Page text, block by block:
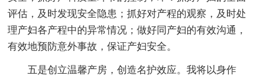
评估，及时发现安全隐患；抓好对产程的观察，及时处
理产妇各产程中的异常情况；做好同产妇的有效沟通，
有效地预防意外事故，保证产妇安全。
五是创立温馨产房，创造名护效应。我将以身作